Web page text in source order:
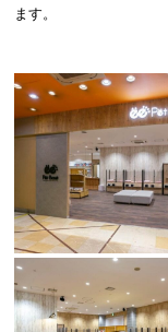
ます。